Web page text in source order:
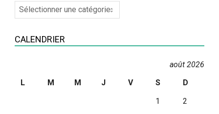
Recherche
par
CALENDRIER
août 2026
L
M M J V S
D
1
2